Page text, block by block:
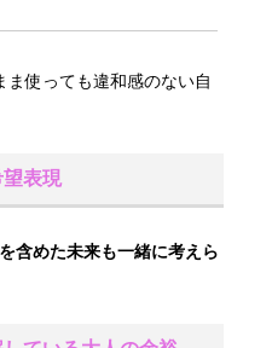
使っても違和感のない自
表現
含めた未来も一緒に考えら